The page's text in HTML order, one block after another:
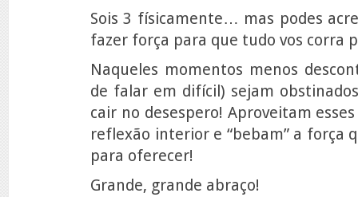
Sois 3 físicamente… mas podes
fazer força para que tudo vos corra
Naqueles momentos menos
de falar em difícil) sejam
cair no desespero! Aproveitam
reflexão interior e “bebam” a força
para oferecer!
Grande, grande abraço!